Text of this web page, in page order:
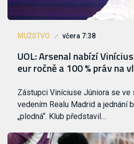
MUŽSTVO včera 7:38
UOL: Arsenal nabízí
eur ročně a 100 % práv na
Zástupci Viníciuse Júniora se ve
vedením Realu Madrid a jednání
„plodná“. Klub představil…